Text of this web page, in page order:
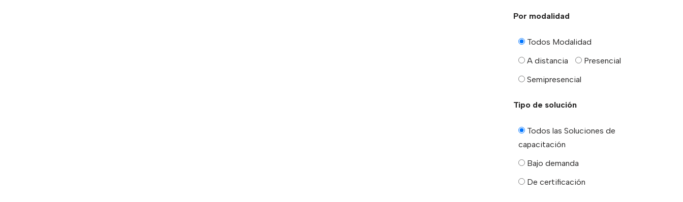
Por modalidad
Todos Modalidad
A distancia
Presencial
Semipresencial
Tipo de solución
Todos las Soluciones de
capacitación
Bajo demanda
De certificación